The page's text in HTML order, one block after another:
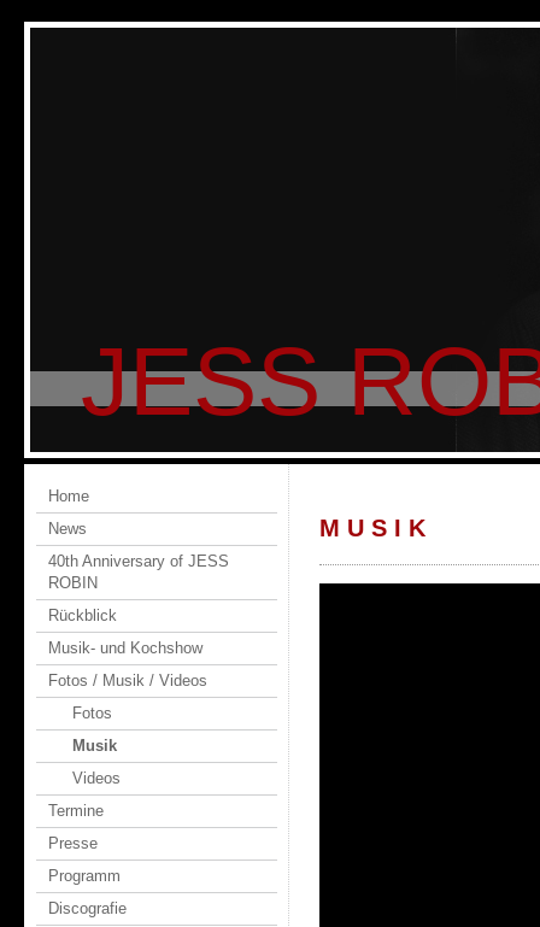
JESS
Home
News
40th Anniversary of JESS
ROBIN
Rückblick
Musik- und Kochshow
Fotos / Musik / Videos
Fotos
Musik
Videos
Termine
Presse
Programm
Discografie
M U S I K